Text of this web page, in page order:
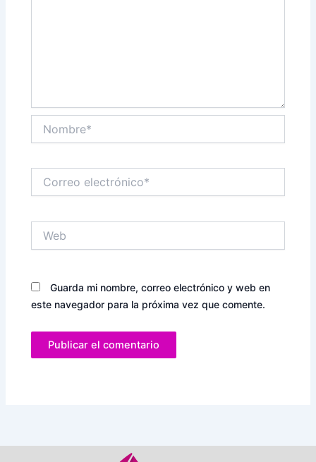
electrónico*
Guarda mi nombre, correo electrónico y web en
este navegador para la próxima vez que comente.